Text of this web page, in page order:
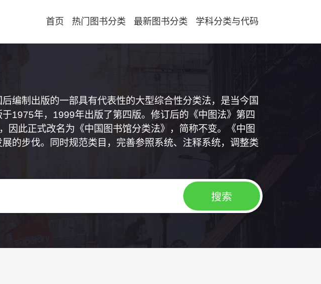
首页 热门图书分类 最新图书分类 学科分类与代码
编制出版的一部具有代表性的大型综合性分类法，是当今国
1975年，1999年出版了第四版。修订后的《中图法》第四
因此正式改名为《中国图书馆分类法》，简称不变。《中图
的步伐。同时规范类目，完善参照系统、注释系统，调整类